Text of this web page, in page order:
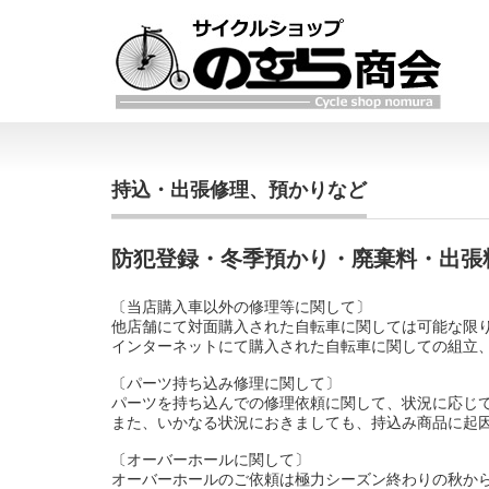
持込・出張修理、預かりなど
防犯登録・冬季預かり・廃棄料・出張
〔当店購入車以外の修理等に関して〕
他店舗にて対面購入された自転車に関しては可能な
インターネットにて購入された自転車に関しての組
〔パーツ持ち込み修理に関して〕
パーツを持ち込んでの修理依頼に関して、状況に応
また、いかなる状況におきましても、持込み商品に
〔オーバーホールに関して〕
オーバーホールのご依頼は極力シーズン終わりの秋か